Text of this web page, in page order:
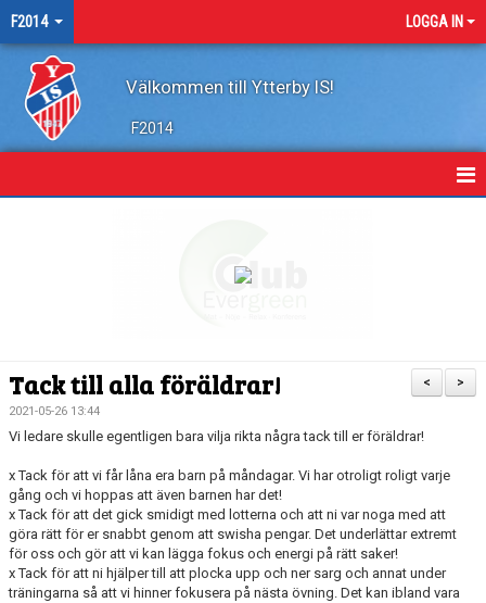
F2014 LOGGA IN
Välkommen till Ytterby IS!
F2014
BILDGALLERI
KONTAKT
>
<
Tack till alla föräldrar!
2021-05-26 13:44
Vi ledare skulle egentligen bara vilja rikta några tack till er föräldrar!
x Tack för att vi får låna era barn på måndagar. Vi har otroligt roligt varje
gång och vi hoppas att även barnen har det!
x Tack för att det gick smidigt med lotterna och att ni var noga med att
göra rätt för er snabbt genom att swisha pengar. Det underlättar extremt
för oss och gör att vi kan lägga fokus och energi på rätt saker!
x Tack för att ni hjälper till att plocka upp och ner sarg och annat under
träningarna så att vi hinner fokusera på nästa övning. Det kan ibland vara